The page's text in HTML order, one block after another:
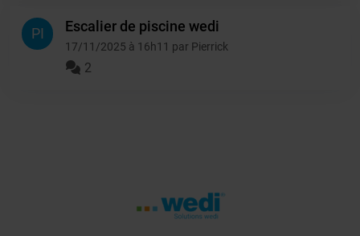
PI Escalier de piscine wedi
17/11/2025 à 16h11 par Pierrick
2